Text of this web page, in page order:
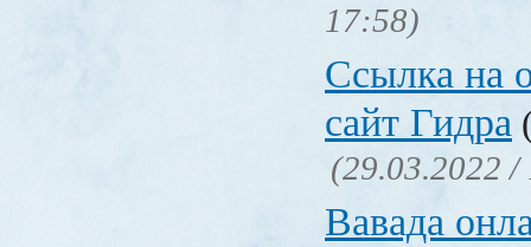
17:58)
Ссылка на
сайт Гидра
(29.03.2022 /
Вавада